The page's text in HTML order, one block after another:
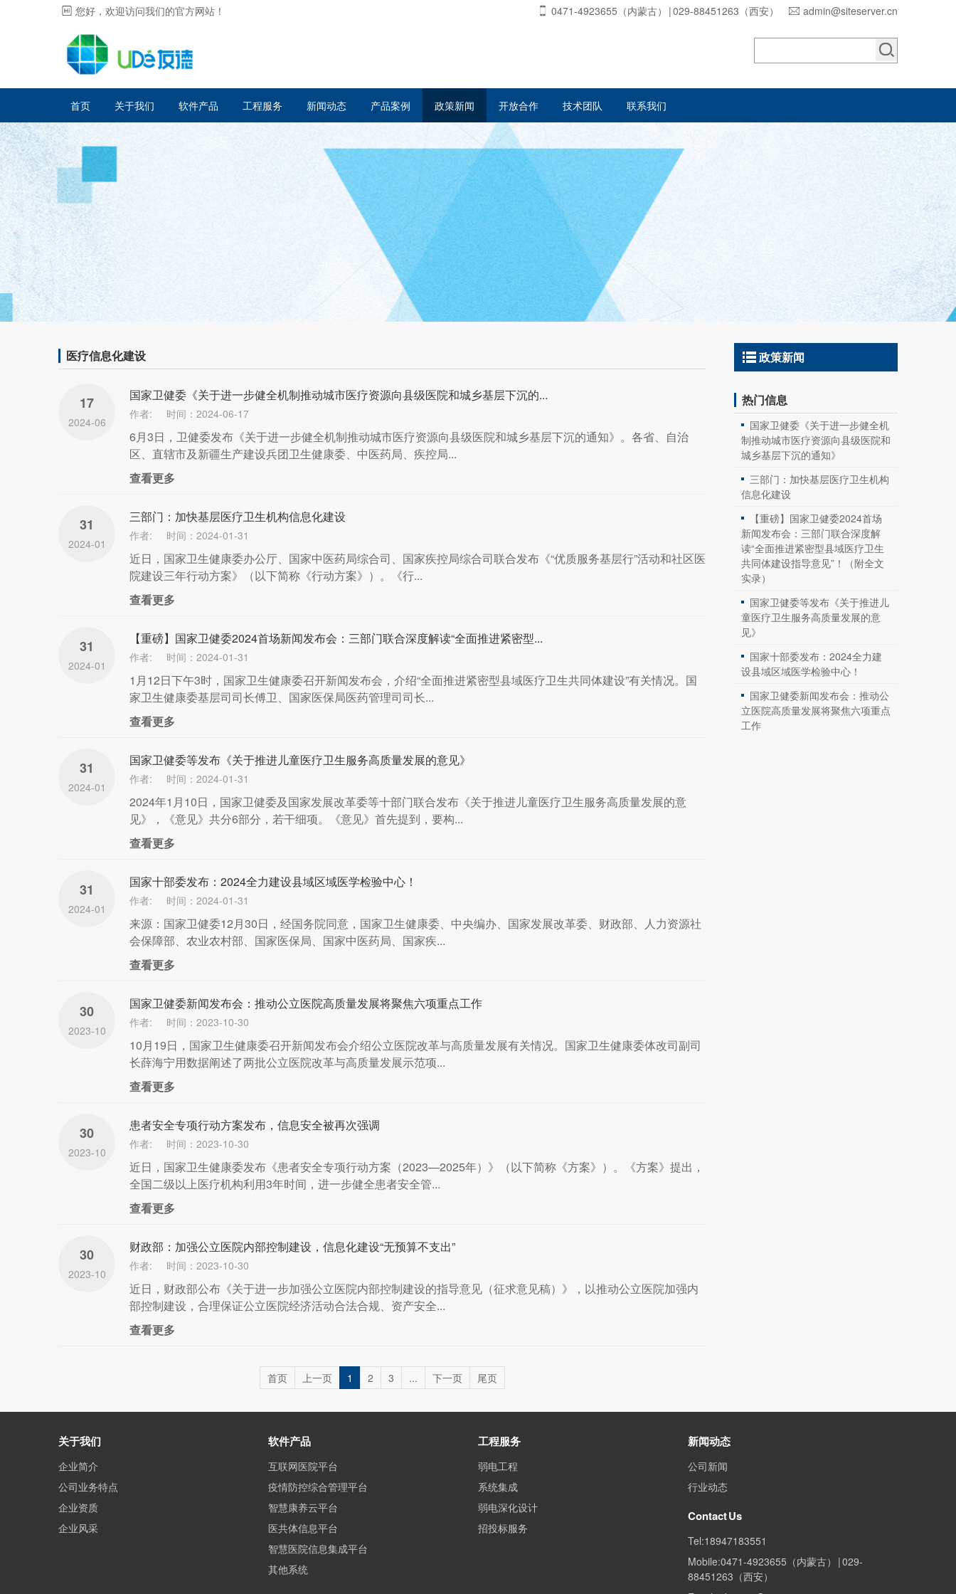
您好，欢迎访问我们的官方网站！ 0471-4923655（内蒙古） | 029-88451263（西安） admin@siteserver.cn
首页 关于我们 软件产品 工程服务 新闻动态 产品案例 政策新闻 开放合作 技术团队 联系我们
医疗信息化建设
17
2024-06
国家卫健委《关于进一步健全机制推动城市医疗资源向县级医院和城乡基层下沉的...
作者: 时间：2024-06-17
6月3日，卫健委发布《关于进一步健全机制推动城市医疗资源向县级医院和城乡基层下沉的通知》。各省、自治
区、直辖市及新疆生产建设兵团卫生健康委、中医药局、疾控局...
查看更多
31
2024-01
三部门：加快基层医疗卫生机构信息化建设
作者: 时间：2024-01-31
近日，国家卫生健康委办公厅、国家中医药局综合司、国家疾控局综合司联合发布《“优质服务基层行”活动和社区医
院建设三年行动方案》（以下简称《行动方案》）。《行...
查看更多
31
2024-01
【重磅】国家卫健委2024首场新闻发布会：三部门联合深度解读“全面推进紧密型...
作者: 时间：2024-01-31
1月12日下午3时，国家卫生健康委召开新闻发布会，介绍“全面推进紧密型县域医疗卫生共同体建设”有关情况。国
家卫生健康委基层司司长傅卫、国家医保局医药管理司司长...
查看更多
31
2024-01
国家卫健委等发布《关于推进儿童医疗卫生服务高质量发展的意见》
作者: 时间：2024-01-31
2024年1月10日，国家卫健委及国家发展改革委等十部门联合发布《关于推进儿童医疗卫生服务高质量发展的意
见》，《意见》共分6部分，若干细项。《意见》首先提到，要构...
查看更多
31
2024-01
国家十部委发布：2024全力建设县域区域医学检验中心！
作者: 时间：2024-01-31
来源：国家卫健委12月30日，经国务院同意，国家卫生健康委、中央编办、国家发展改革委、财政部、人力资源社
会保障部、农业农村部、国家医保局、国家中医药局、国家疾...
查看更多
30
2023-10
国家卫健委新闻发布会：推动公立医院高质量发展将聚焦六项重点工作
作者: 时间：2023-10-30
10月19日，国家卫生健康委召开新闻发布会介绍公立医院改革与高质量发展有关情况。国家卫生健康委体改司副司
长薛海宁用数据阐述了两批公立医院改革与高质量发展示范项...
查看更多
30
2023-10
患者安全专项行动方案发布，信息安全被再次强调
作者: 时间：2023-10-30
近日，国家卫生健康委发布《患者安全专项行动方案（2023—2025年）》（以下简称《方案》）。《方案》提出，
全国二级以上医疗机构利用3年时间，进一步健全患者安全管...
查看更多
30
2023-10
财政部：加强公立医院内部控制建设，信息化建设“无预算不支出”
作者: 时间：2023-10-30
近日，财政部公布《关于进一步加强公立医院内部控制建设的指导意见（征求意见稿）》，以推动公立医院加强内
部控制建设，合理保证公立医院经济活动合法合规、资产安全...
查看更多
首页 上一页 1 2 3 ... 下一页 尾页
政策新闻
热门信息
国家卫健委《关于进一步健全机
制推动城市医疗资源向县级医院和
城乡基层下沉的通知》
三部门：加快基层医疗卫生机构
信息化建设
【重磅】国家卫健委2024首场
新闻发布会：三部门联合深度解
读“全面推进紧密型县域医疗卫生
共同体建设指导意见”！（附全文
实录）
国家卫健委等发布《关于推进儿
童医疗卫生服务高质量发展的意
见》
国家十部委发布：2024全力建
设县域区域医学检验中心！
国家卫健委新闻发布会：推动公
立医院高质量发展将聚焦六项重点
工作
关于我们
企业简介
公司业务特点
企业资质
企业风采
软件产品
互联网医院平台
疫情防控综合管理平台
智慧康养云平台
医共体信息平台
智慧医院信息集成平台
其他系统
工程服务
弱电工程
系统集成
弱电深化设计
招投标服务
新闻动态
公司新闻
行业动态
Contact Us
Tel:18947183551
Mobile:0471-4923655（内蒙古） | 029-
88451263（西安）